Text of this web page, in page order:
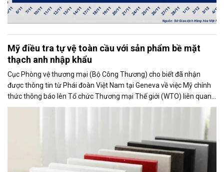
Mỹ điều tra tự vệ toàn cầu với sản phẩm bề mặt
thạch anh nhập khẩu
Cục Phòng vệ thương mại (Bộ Công Thương) cho biết đã nhận
được thông tin từ Phái đoàn Việt Nam tại Geneva về việc Mỹ chính
thức thông báo lên Tổ chức Thương mại Thế giới (WTO) liên quan
đến việc Ủy ban Thương mại Quốc tế Mỹ (USITC) khởi xướng điều
tra tự vệ toàn cầu đối với sản phẩm bề mặt thạch anh nhập khẩu